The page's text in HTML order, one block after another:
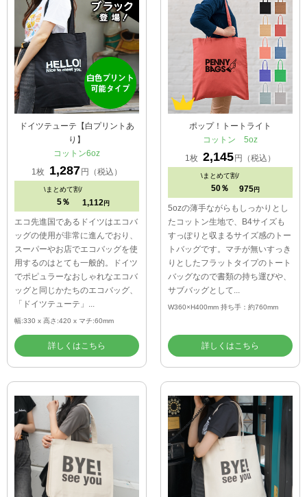
ドイツテューテ【白プリントあ
り】
コットン6oz
1枚
1,287円（税込）
\まとめて割/
5％ 1,112 円
エコ先進国であるドイツはエコバ
ッグの使用が非常に進んでおり、
スーパーやお店でエコバッグを使
用するのはとても一般的。ドイツ
でポピュラーなおしゃれなエコバ
ッグと同じかたちのエコバッグ、
「ドイツテューテ」...
幅:330 x 高さ:420 x マチ:60mm
詳しくはこちら
ポップ！トートライト
コットン 5oz
1枚 2,145円（税込）
\まとめて割/
50％ 975 円
5ozの薄手ながらもしっかりとし
たコットン生地で、B4サイズも
すっぽりと収まるサイズ感のトー
トバッグです。マチが無いすっき
りとしたフラットタイプのトート
バッグなので書類の持ち運びや、
サブバッグとして...
W360×H400mm 持ち手：約760mm
詳しくはこちら